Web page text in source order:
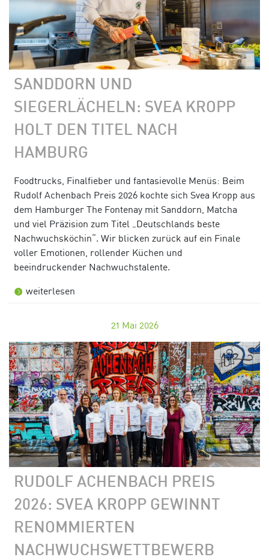
SANDDORN UND
SIEGERLÄCHELN: SVEA KROPP
HOLT DEN TITEL NACH
HAMBURG
Foodtrucks, Finalfieber und fantasievolle Menüs: Beim
Rudolf Achenbach Preis 2026 kochte sich Svea Kropp aus
dem Hamburger The Fontenay mit Sanddorn, Matcha
und viel Präzision zum Titel „Deutschlands beste
Nachwuchsköchin“. Wir blicken zurück auf ein Finale
voller Emotionen, rollender Küchen und
beeindruckender Nachwuchstalente.
weiterlesen
21 Mai 2026
RUDOLF ACHENBACH PREIS
2026: SVEA KROPP GEWINNT
RENOMMIERTEN
NACHWUCHSWETTBEWERB